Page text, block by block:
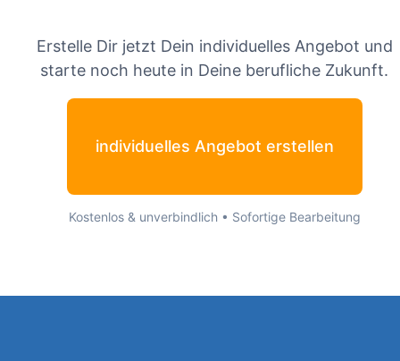
Erstelle Dir jetzt Dein individuelles Angebot und
starte noch heute in Deine berufliche Zukunft.
individuelles Angebot erstellen
Kostenlos & unverbindlich • Sofortige Bearbeitung